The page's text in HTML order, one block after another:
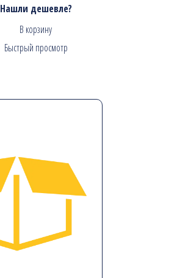
Нашли дешевле?
В корзину
Быстрый просмотр